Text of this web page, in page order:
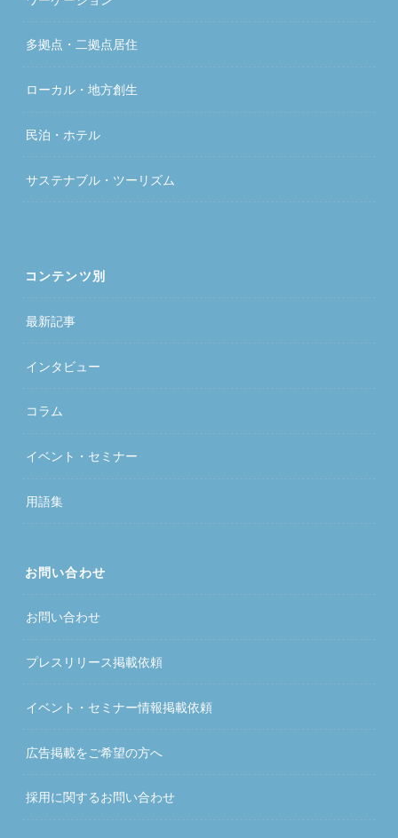
多拠点・二拠点居住
ローカル・地方創生
民泊・ホテル
サステナブル・ツーリズム
コンテンツ別
最新記事
インタビュー
コラム
イベント・セミナー
用語集
お問い合わせ
お問い合わせ
プレスリリース掲載依頼
イベント・セミナー情報掲載依頼
広告掲載をご希望の方へ
採用に関するお問い合わせ